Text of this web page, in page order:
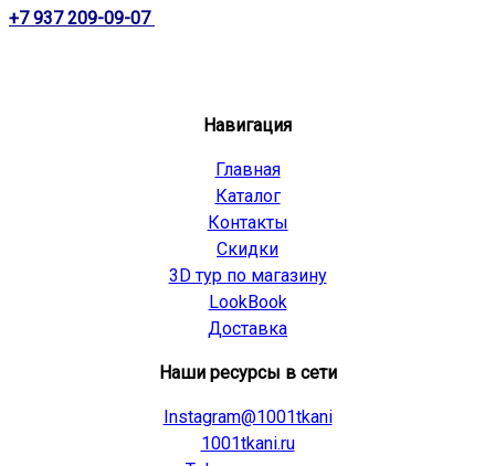
+7 937 209-09-07
Навигация
Главная
Каталог
Контакты
Скидки
3D тур по магазину
LookBook
Доставка
Наши ресурсы в сети
Instagram@1001tkani
1001tkani.ru